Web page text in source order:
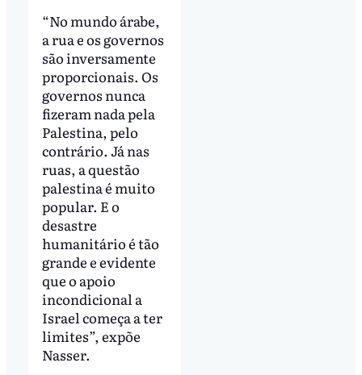
“No mundo árabe,
a rua e os governos
são inversamente
proporcionais. Os
governos nunca
fizeram nada pela
Palestina, pelo
contrário. Já nas
ruas, a questão
palestina é muito
popular. E o
desastre
humanitário é tão
grande e evidente
que o apoio
incondicional a
Israel começa a ter
limites”, expõe
Nasser.